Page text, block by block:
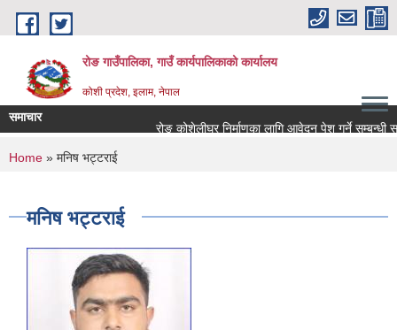
Skip to main content
रोङ गाउँपालिका, गाउँ कार्यपालिकाको कार्यालय
कोशी प्रदेश, इलाम, नेपाल
समाचार
रोङ कोशेलीघर निर्माणका लागि आवेदन पेश गर्ने सम्बन्धी
You are here
Home » मनिष भट्टराई
मनिष भट्टराई